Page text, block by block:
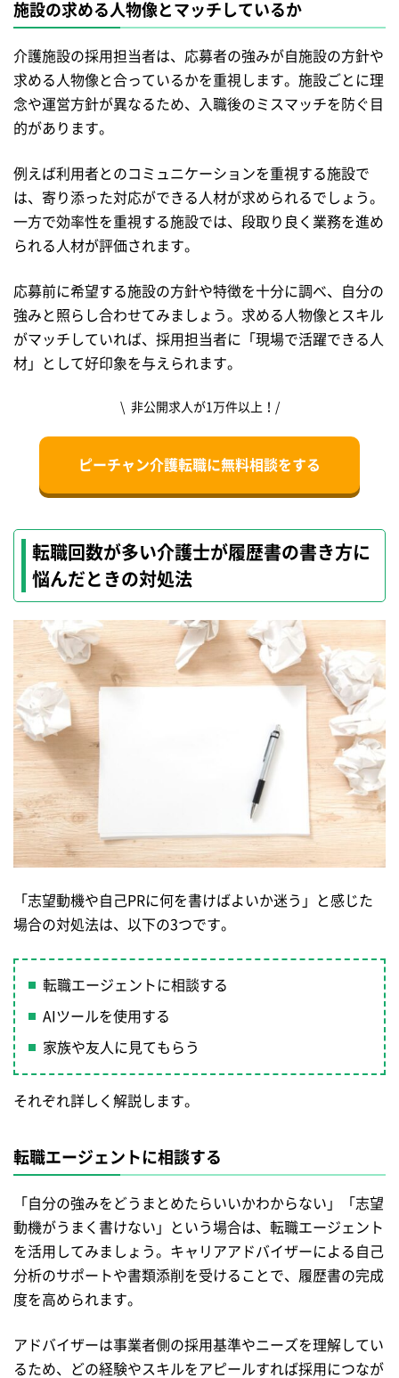
施設の求める人物像とマッチしているか
介護施設の採用担当者は、応募者の強みが自施設の方針や
求める人物像と合っているかを重視します。施設ごとに理
念や運営方針が異なるため、入職後のミスマッチを防ぐ目
的があります。
例えば利用者とのコミュニケーションを重視する施設で
は、寄り添った対応ができる人材が求められるでしょう。
一方で効率性を重視する施設では、段取り良く業務を進め
られる人材が評価されます。
応募前に希望する施設の方針や特徴を十分に調べ、自分の
強みと照らし合わせてみましょう。求める人物像とスキル
がマッチしていれば、採用担当者に「現場で活躍できる人
材」として好印象を与えられます。
\ 非公開求人が1万件以上！/
ピーチャン介護転職に無料相談をする
転職回数が多い介護士が履歴書の書き方に
悩んだときの対処法
「志望動機や自己PRに何を書けばよいか迷う」と感じた
場合の対処法は、以下の3つです。
転職エージェントに相談する
AIツールを使用する
家族や友人に見てもらう
それぞれ詳しく解説します。
転職エージェントに相談する
「自分の強みをどうまとめたらいいかわからない」「志望
動機がうまく書けない」という場合は、転職エージェント
を活用してみましょう。キャリアアドバイザーによる自己
分析のサポートや書類添削を受けることで、履歴書の完成
度を高められます。
アドバイザーは事業者側の採用基準やニーズを理解してい
るため、どの経験やスキルをアピールすれば採用につなが